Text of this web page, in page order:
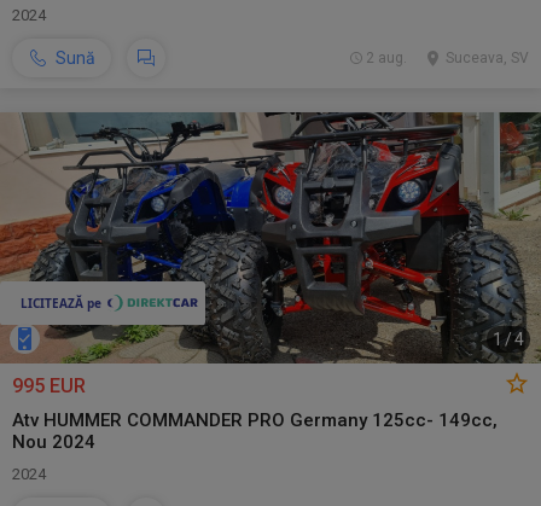
2024
Sună Suceava, SV
2 aug.
1 /4
995 EUR
Atv HUMMER COMMANDER PRO Germany 125cc- 149cc,
Nou 2024
2024